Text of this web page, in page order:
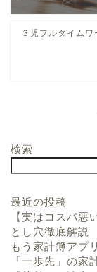
３児フルタイム
検索
最近の投稿
【実はコスパ悪
とし穴徹底解説
もう家計簿アプ
「一歩先」の家